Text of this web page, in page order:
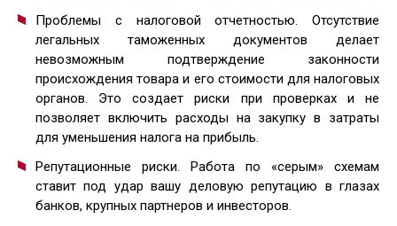
Проблемы с налоговой отчетностью. Отсутствие
легальных таможенных документов делает
невозможным подтверждение законности
происхождения товара и его стоимости для налоговых
органов. Это создает риски при проверках и не
позволяет включить расходы на закупку в затраты
для уменьшения налога на прибыль.
Репутационные риски. Работа по «серым» схемам
ставит под удар вашу деловую репутацию в глазах
банков, крупных партнеров и инвесторов.